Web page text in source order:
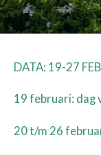
DATA: 19-27
19 februari: dag
20 t/m 26